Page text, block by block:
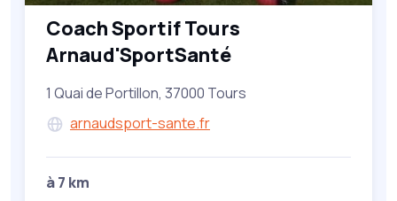
Coach Sportif Tours
Arnaud'SportSanté
1 Quai de Portillon, 37000 Tours
arnaudsport-sante.fr
à 7 km